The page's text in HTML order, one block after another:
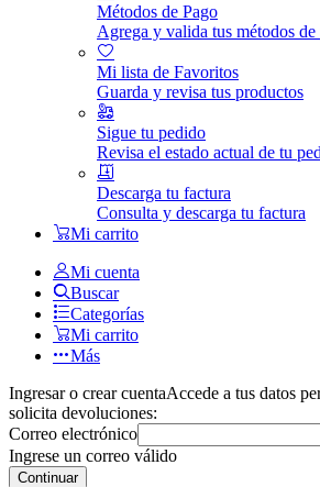
Métodos de Pago
Agrega y valida tus métodos de
Mi lista de Favoritos
Guarda y revisa tus productos
Sigue tu pedido
Revisa el estado actual de tu
Descarga tu factura
Consulta y descarga tu factura
Mi carrito
Mi cuenta
Buscar
Categorías
Mi carrito
Más
Ingresar o crear cuentaAccede a tus datos
solicita devoluciones:
Correo electrónico
Ingrese un correo válido
Continuar